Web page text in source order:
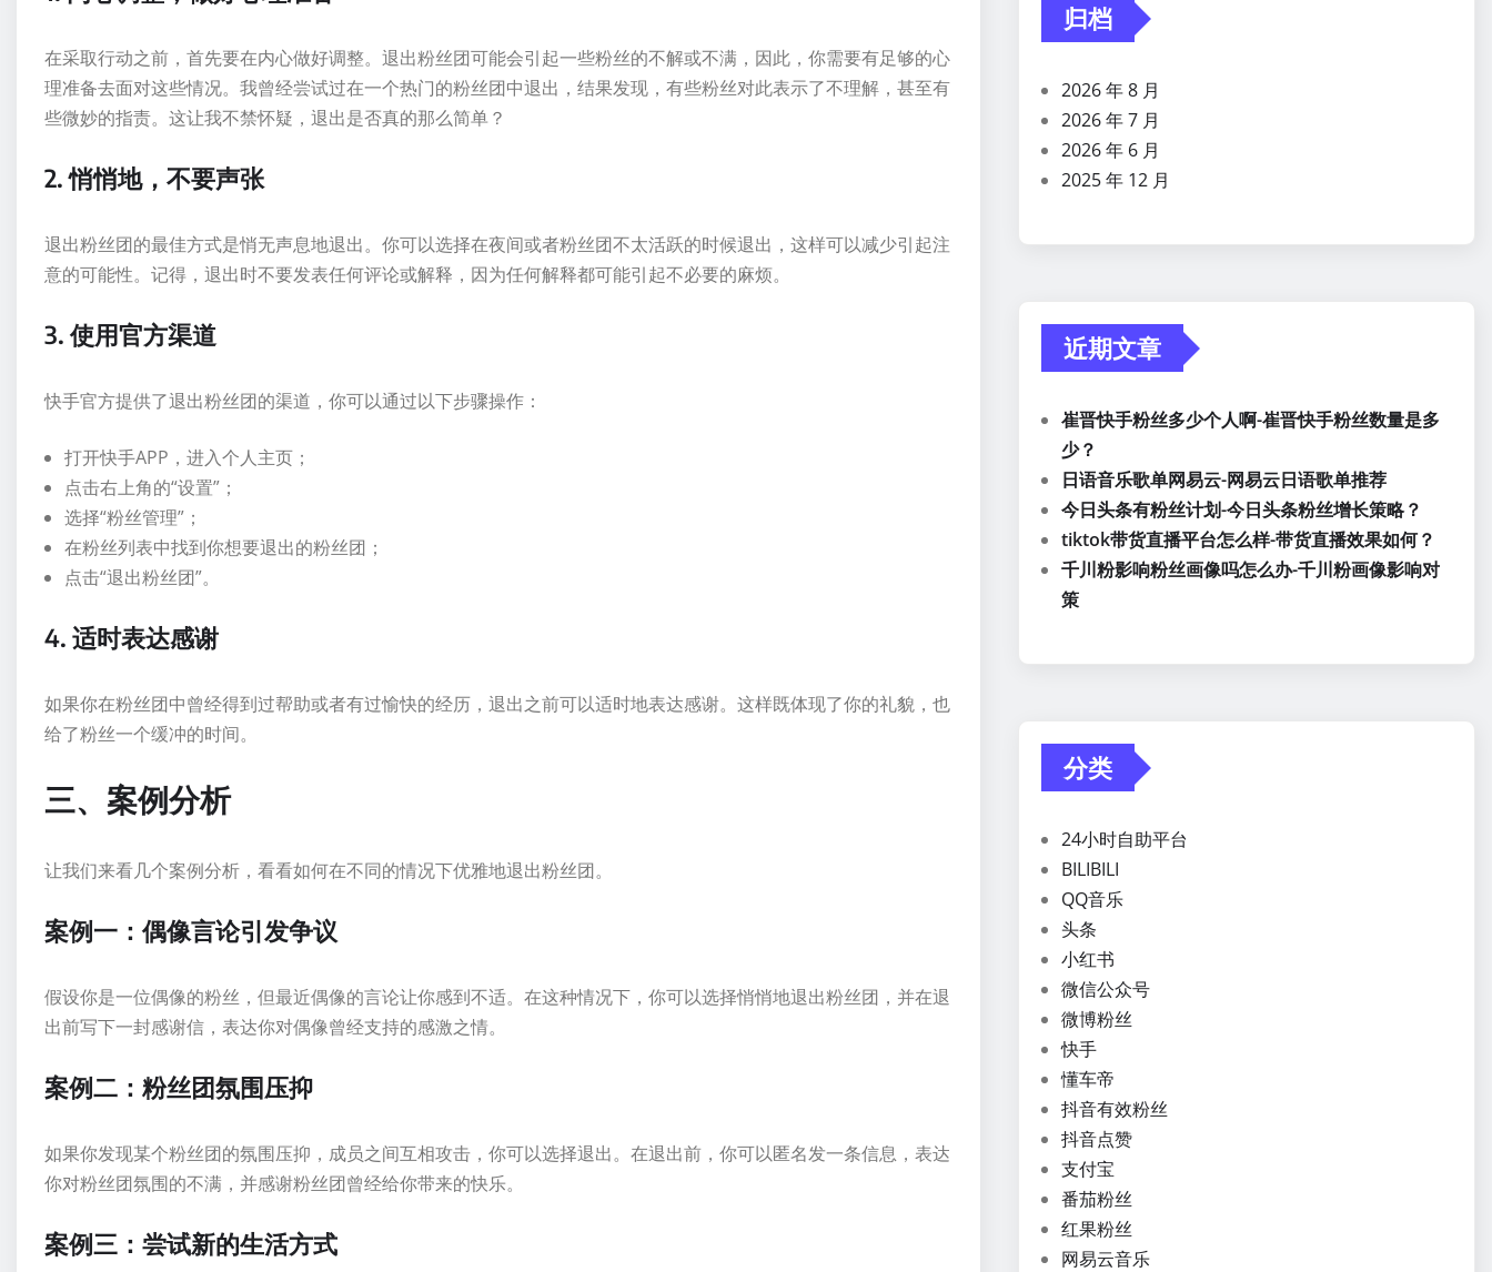
在采取行动之前，首先要在内心做好调整。退出粉丝团可能会引起一些粉丝的不解或不满，因此，你需要有足够的心
理准备去面对这些情况。我曾经尝试过在一个热门的粉丝团中退出，结果发现，有些粉丝对此表示了不理解，甚至有
些微妙的指责。这让我不禁怀疑，退出是否真的那么简单？
2. 悄悄地，不要声张
退出粉丝团的最佳方式是悄无声息地退出。你可以选择在夜间或者粉丝团不太活跃的时候退出，这样可以减少引起注
意的可能性。记得，退出时不要发表任何评论或解释，因为任何解释都可能引起不必要的麻烦。
3. 使用官方渠道
快手官方提供了退出粉丝团的渠道，你可以通过以下步骤操作：
打开快手APP，进入个人主页；
点击右上角的“设置”；
选择“粉丝管理”；
在粉丝列表中找到你想要退出的粉丝团；
点击“退出粉丝团”。
4. 适时表达感谢
如果你在粉丝团中曾经得到过帮助或者有过愉快的经历，退出之前可以适时地表达感谢。这样既体现了你的礼貌，也
给了粉丝一个缓冲的时间。
三、案例分析
让我们来看几个案例分析，看看如何在不同的情况下优雅地退出粉丝团。
案例一：偶像言论引发争议
假设你是一位偶像的粉丝，但最近偶像的言论让你感到不适。在这种情况下，你可以选择悄悄地退出粉丝团，并在退
出前写下一封感谢信，表达你对偶像曾经支持的感激之情。
案例二：粉丝团氛围压抑
如果你发现某个粉丝团的氛围压抑，成员之间互相攻击，你可以选择退出。在退出前，你可以匿名发一条信息，表达
你对粉丝团氛围的不满，并感谢粉丝团曾经给你带来的快乐。
案例三：尝试新的生活方式
归档
2026 年 8 月
2026 年 7 月
2026 年 6 月
2025 年 12 月
近期文章
崔晋快手粉丝多少个人啊-崔晋快手粉丝数量是多
少？
日语音乐歌单网易云-网易云日语歌单推荐
今日头条有粉丝计划-今日头条粉丝增长策略？
tiktok带货直播平台怎么样-带货直播效果如何？
千川粉影响粉丝画像吗怎么办-千川粉画像影响对
策
分类
24小时自助平台
BILIBILI
QQ音乐
头条
小红书
微信公众号
微博粉丝
快手
懂车帝
抖音有效粉丝
抖音点赞
支付宝
番茄粉丝
红果粉丝
网易云音乐